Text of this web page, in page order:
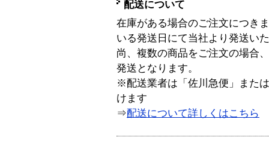
配送について
在庫がある場合のご注文につき
いる発送日にて当社より発送い
尚、複数の商品をご注文の場合
発送となります。
※配送業者は「佐川急便」また
けます
⇒配送について詳しくはこちら